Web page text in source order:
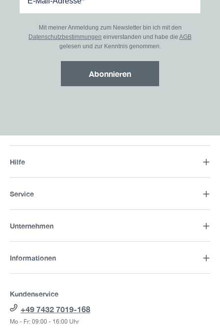
Mit meiner Anmeldung zum Newsletter bin ich mit den
Datenschutzbestimmungen einverstanden und habe die AGB
gelesen und zur Kenntnis genommen.
Abonnieren
Hilfe
Service
Unternehmen
Informationen
Kundenservice
+49 7432 7019-168
Mo - Fr: 09:00 - 16:00 Uhr